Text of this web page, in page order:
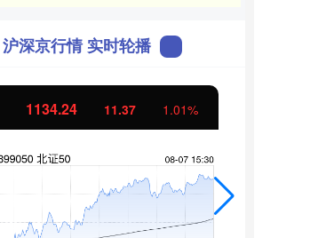
沪深京行情 实时轮播
1134.24 11.37 1.01%